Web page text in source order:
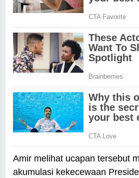
Amir melihat ucapan tersebut
akumulasi kekecewaan